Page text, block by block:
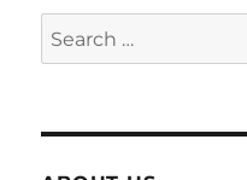
Search
for: